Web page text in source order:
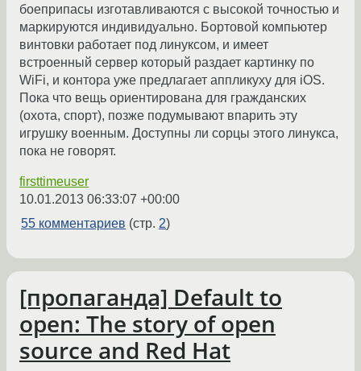
боеприпасы изготавливаются с высокой точностью и
маркируются индивидуально. Бортовой компьютер
винтовки работает под линуксом, и имеет
встроенный сервер который раздает картинку по
WiFi, и контора уже предлагает аппликуху для iOS.
Пока что вещь ориентирована для гражданских
(охота, спорт), позже подумывают впарить эту
игрушку военным. Доступны ли сорцы этого линукса,
пока не говорят.
firsttimeuser
10.01.2013 06:33:07 +00:00
55 комментариев (стр. 2)
[пропаганда] Default to
open: The story of open
source and Red Hat